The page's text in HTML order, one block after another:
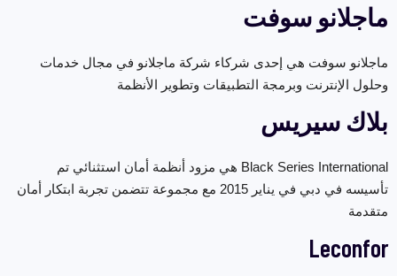
ماجلانو سوفت
ماجلانو سوفت هي إحدى شركاء شركة ماجلانو في مجال خدمات
وحلول الإنترنت وبرمجة التطبيقات وتطوير الأنظمة
بلاك سيريس
Black Series International هي مزود أنظمة أمان استثنائي تم
تأسيسه في دبي في يناير 2015 مع مجموعة تتضمن تجربة ابتكار أمان
متقدمة
Leconfor